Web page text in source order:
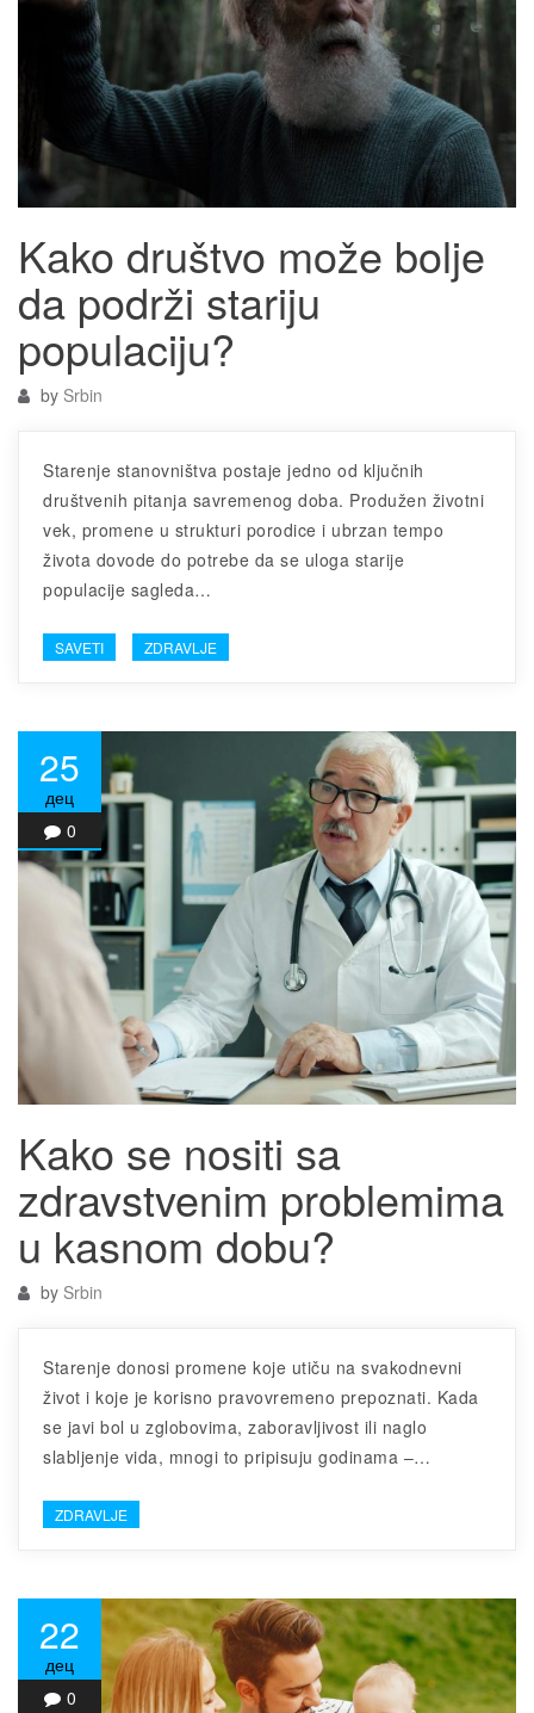
Kako društvo može bolje
da podrži stariju
populaciju?
by Srbin
Starenje stanovništva postaje jedno od ključnih
društvenih pitanja savremenog doba. Produžen životni
vek, promene u strukturi porodice i ubrzan tempo
života dovode do potrebe da se uloga starije
populacije sagleda…
SAVETI ZDRAVLJE
25
дец
0
Kako se nositi sa
zdravstvenim problemima
u kasnom dobu?
by Srbin
Starenje donosi promene koje utiču na svakodnevni
život i koje je korisno pravovremeno prepoznati. Kada
se javi bol u zglobovima, zaboravljivost ili naglo
slabljenje vida, mnogi to pripisuju godinama –…
ZDRAVLJE
22
дец
0